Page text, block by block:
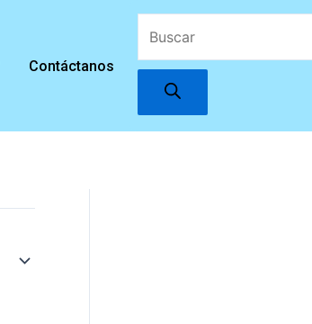
Contáctanos
Búsqueda